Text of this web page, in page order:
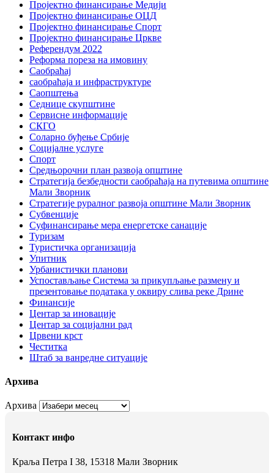
Пројектно финансирање Медији
Пројектно финансирање ОЦД
Пројектно финансирање Спорт
Пројектно финансирање Цркве
Референдум 2022
Реформа пореза на имовину
Саобраћај
саобраћаја и инфраструктуре
Саопштења
Седнице скупштине
Сервисне информације
СКГО
Соларно буђење Србије
Социјалне услуге
Спорт
Средњорочни план развоја општине
Стратегија безбедности саобраћаја на путевима општине
Мали Зворник
Стратегије руралног развоја општине Мали Зворник
Субвенције
Суфинансирање мера енергетске санације
Туризам
Туристичка организација
Упитник
Урбанистички планови
Успостављање Система за прикупљање размену и
презентовање података у оквиру слива реке Дрине
Финансије
Центар за иновације
Центар за социјални рад
Црвени крст
Честитка
Штаб за ванредне ситуације
Архива
Архива
Контакт инфо
Краља Петра I 38, 15318 Мали Зворник